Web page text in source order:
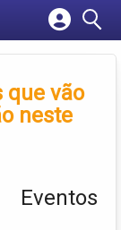
que vão
neste
Eventos